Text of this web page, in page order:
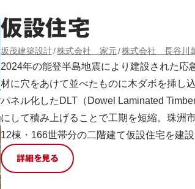
仮設住宅
坂茂建築設計 株式会社 家元 株式会社 長谷川
2024年の能登半島地震により建設された応
材に穴をあけて並べたものに木ダボを挿し
パネル化したDLT（Dowel Laminated
にして積み上げることで工期を短縮。珠洲
12棟・166世帯分の二階建て仮設住宅を建設
詳細を見る